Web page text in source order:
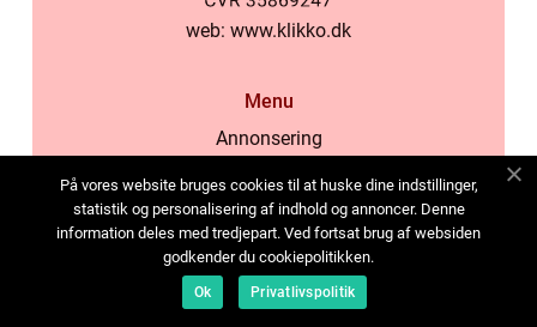
web: www.klikko.dk
Menu
Annonsering
Cookies
Kontakta oss
Sitemap
På vores website bruges cookies til at huske dine indstillinger,
statistik og personalisering af indhold og annoncer. Denne
information deles med tredjepart. Ved fortsat brug af websiden
godkender du cookiepolitikken.
Ok Privatlivspolitik